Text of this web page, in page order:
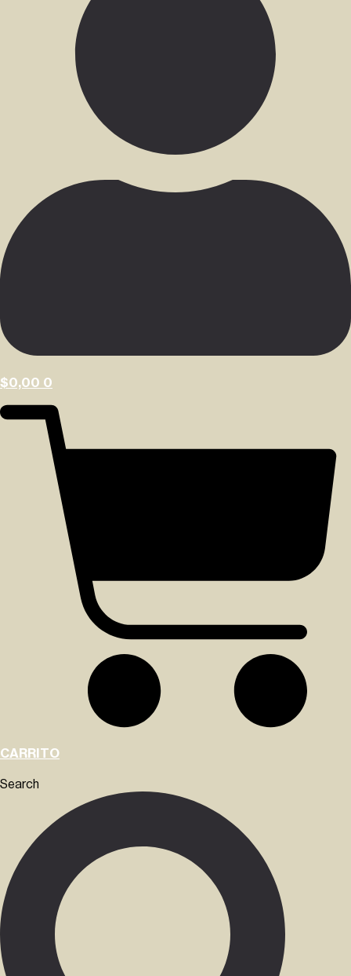
$0,00 0
CARRITO
Search